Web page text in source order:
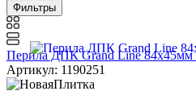
Фильтры
Перила ДПК Grand Line
Артикул: 1190251